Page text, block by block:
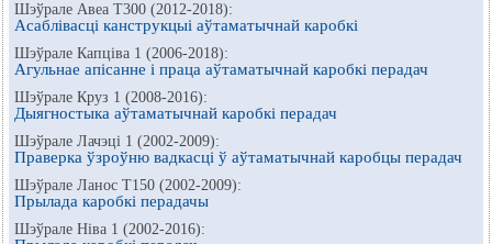
Шэўрале Авеа Т300 (2012-2018):
Асаблівасці канструкцыі аўтаматычнай каробкі
Шэўрале Капціва 1 (2006-2018):
Агульнае апісанне і праца аўтаматычнай каробкі перадач
Шэўрале Круз 1 (2008-2016):
Дыягностыка аўтаматычнай каробкі перадач
Шэўрале Лачэці 1 (2002-2009):
Праверка ўзроўню вадкасці ў аўтаматычнай каробцы перадач
Шэўрале Ланос Т150 (2002-2009):
Прылада каробкі перадачы
Шэўрале Ніва 1 (2002-2016):